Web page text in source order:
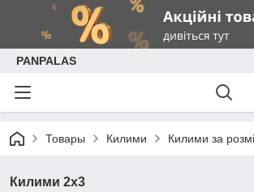
PANPALAS
Товары Килими Килими за
Килими 2х3